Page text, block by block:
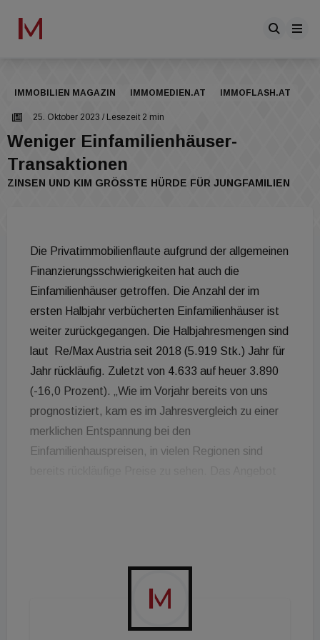
IMMOBILIEN MAGAZIN IMMOMEDIEN.AT IMMOFLASH.AT
25. Oktober 2023 / Lesezeit 2 min
Weniger Einfamilienhäuser-
Transaktionen
ZINSEN UND KIM GRÖSSTE HÜRDE FÜR JUNGFAMILIEN
Die Privatimmobilienflaute aufgrund der allgemeinen
Finanzierungsschwierigkeiten hat auch die
Einfamilienhäuser getroffen. Die Anzahl der im
ersten Halbjahr verbücherten Einfamilienhäuser ist
weiter zurückgegangen. Die Halbjahresmengen sind
laut Re/Max Austria seit 2018 (5.919 Stk.) Jahr für
Jahr rückläufig. Zuletzt von 4.633 auf heuer 3.890
(-16,0 Prozent). „Wie im Vorjahr bereits von uns
prognostiziert, kam es im Jahresvergleich zu einer
merklichen Entspannung bei den
Einfamilienhauspreisen, in vielen Regionen sind
Inflation, die hohen Energiekosten, vor allem aber
die höheren Zinsen und die verschärften
Kreditvergaberichtlinien haben jedoch dazu geführt,
dass immer weniger Österreicher:innen ihren Traum